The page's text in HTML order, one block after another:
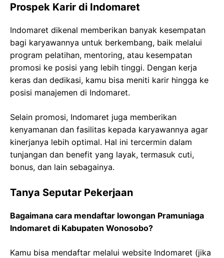
Prospek Karir di Indomaret
Indomaret dikenal memberikan banyak kesempatan
bagi karyawannya untuk berkembang, baik melalui
program pelatihan, mentoring, atau kesempatan
promosi ke posisi yang lebih tinggi. Dengan kerja
keras dan dedikasi, kamu bisa meniti karir hingga ke
posisi manajemen di Indomaret.
Selain promosi, Indomaret juga memberikan
kenyamanan dan fasilitas kepada karyawannya agar
kinerjanya lebih optimal. Hal ini tercermin dalam
tunjangan dan benefit yang layak, termasuk cuti,
bonus, dan lain sebagainya.
Tanya Seputar Pekerjaan
Bagaimana cara mendaftar lowongan Pramuniaga
Indomaret di Kabupaten Wonosobo?
Kamu bisa mendaftar melalui website Indomaret (jika